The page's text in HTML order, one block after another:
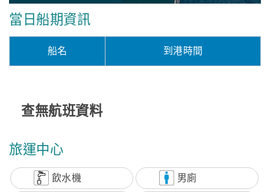
當日船期資訊
船名 到港時間
查無航班資料
旅運中心
飲水機 男廁